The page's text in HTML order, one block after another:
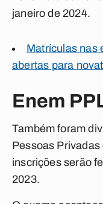
janeiro de 2024.
Matrículas nas
abertas para
Enem
Também foram
Pessoas
inscrições serão
2023.